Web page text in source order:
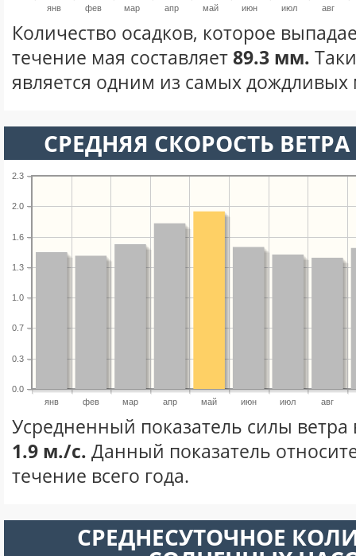
янв фев мар апр май июн июл авг
Количество осадков, которое
течение мая составляет89.3 мм.
является одним из самых дождливых
СРЕДНЯЯ СКОРОСТЬ
янв фев мар апр май июн июл авг
0.0
0.3
0.7
1.0
1.3
1.6
2.0
2.3
Усредненный показатель силы ветра
1.9 м./с. Данный показатель
течение всего года.
СРЕДНЕСУТОЧНОЕ